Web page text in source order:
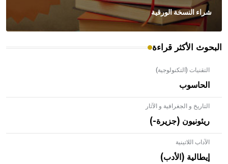
شراء النسخة الورقية
البحوث الأكثر قراءة
التقنيات (التكنولوجية)
الحاسوب
التاريخ و الجغرافية و الآثار
ريئونيون (جزيرة-)
الآداب اللاتينية
إيطالية (الأدب)